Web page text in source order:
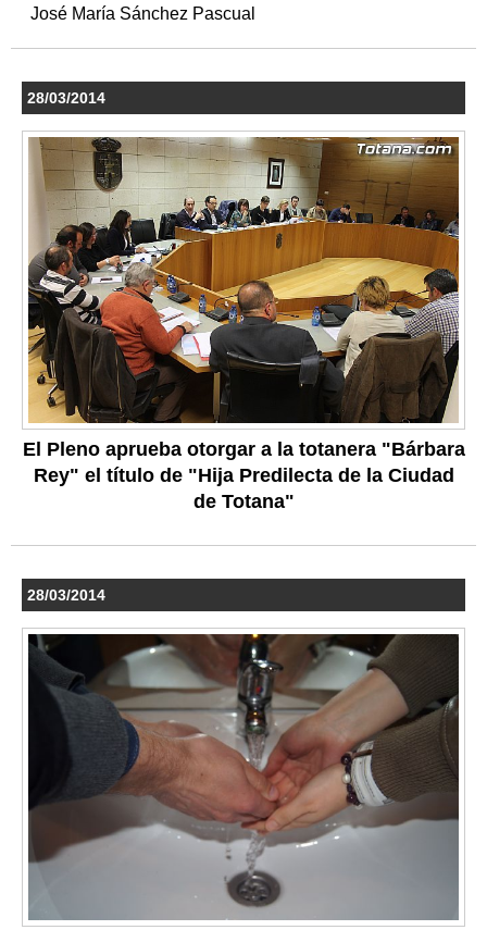
José María Sánchez Pascual
28/03/2014
El Pleno aprueba otorgar a la totanera "Bárbara
Rey" el título de "Hija Predilecta de la Ciudad
de Totana"
28/03/2014